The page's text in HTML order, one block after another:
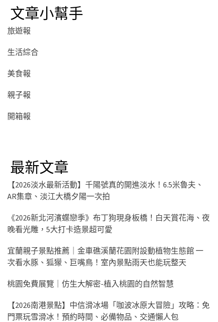
文章小幫手
旅遊報
生活綜合
美食報
親子報
開箱報
最新文章
【2026淡水最新活動】千陽號真的開進淡水！6.5米魯夫、
AR集章、淡江大橋夕陽一次拍
《2026新北河濱蝶戀季》布丁狗現身板橋！白天賞花海、夜
晚看光雕，5大打卡造景超可愛
宜蘭親子景點推薦｜金車礁溪蘭花園附設動植物生態館 一
次看水豚、狐獴、巨嘴鳥！室內景點雨天也能玩整天
桃園免費展覽｜仿生大解密-植入桃園的自然智慧
【2026南港景點】中信滑冰場「咖波冰原大冒險」攻略：免
門票玩雪滑冰！預約時間、必備物品、交通懶人包